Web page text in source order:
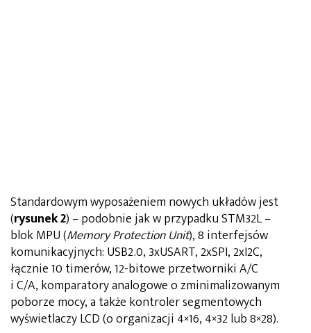
Standardowym wyposażeniem nowych układów jest
(rysunek 2) – podobnie jak w przypadku STM32L –
blok MPU (Memory Protection Unit), 8 interfejsów
komunikacyjnych: USB2.0, 3xUSART, 2xSPI, 2xI2C,
łącznie 10 timerów, 12-bitowe przetworniki A/C
i C/A, komparatory analogowe o zminimalizowanym
poborze mocy, a także kontroler segmentowych
wyświetlaczy LCD (o organizacji 4×16, 4×32 lub 8×28).